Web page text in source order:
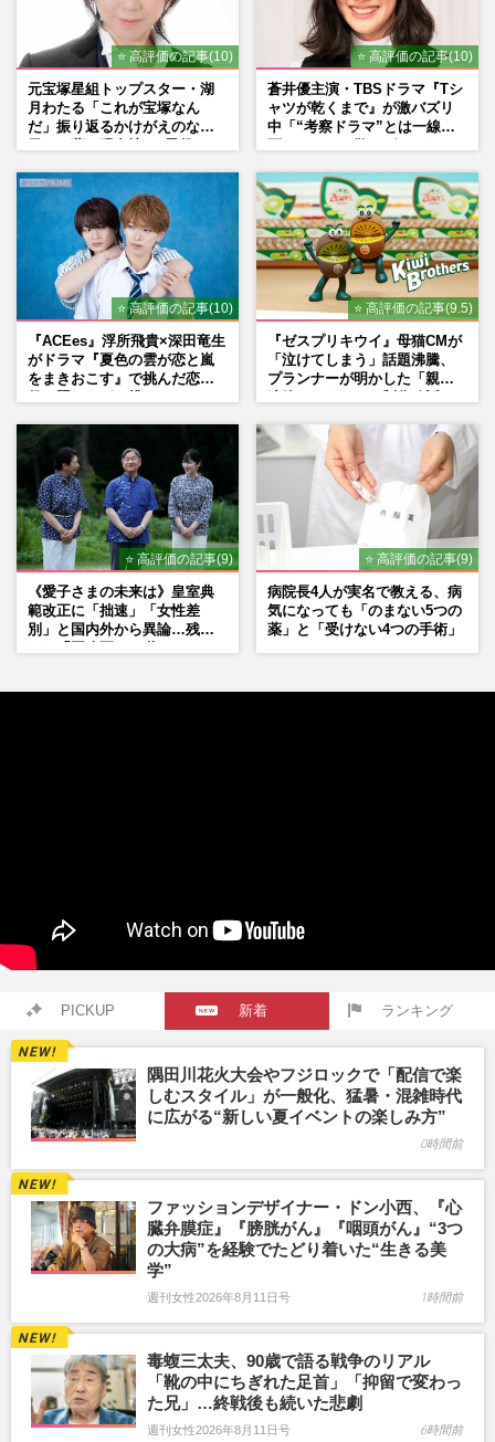
⭐ 高評価の記事(10)
元宝塚星組トップスター・湖
月わたる「これが宝塚なん
だ」振り返るかけがえのない
⭐ 高評価の記事(10)
蒼井優主演・TBSドラマ『Tシ
ャツが乾くまで』が激バズリ
中「“考察ドラマ”とは一線を
⭐ 高評価の記事(10)
『ACEes』浮所飛貴×深田竜生
がドラマ『夏色の雲が恋と嵐
をまきおこす』で挑んだ恋人
⭐ 高評価の記事(9.5)
『ゼスプリキウイ』母猫CMが
「泣けてしまう」話題沸騰、
プランナーが明かした「親に
⭐ 高評価の記事(9)
《愛子さまの未来は》皇室典
範改正に「拙速」「女性差
別」と国内外から異論…残さ
⭐ 高評価の記事(9)
病院長4人が実名で教える、病
気になっても「のまない5つの
薬」と「受けない4つの手術」
PICKUP 新着 ランキング
隅田川花火大会やフジロックで「配信で楽
しむスタイル」が一般化、猛暑・混雑時代
に広がる“新しい夏イベントの楽しみ方”
0時間前
ファッションデザイナー・ドン小西、『心
臓弁膜症』『膀胱がん』『咽頭がん』“3つ
の大病”を経験でたどり着いた“生きる美
学”
週刊女性2026年8月11日号 1時間前
毒蝮三太夫、90歳で語る戦争のリアル
「靴の中にちぎれた足首」「抑留で変わっ
た兄」…終戦後も続いた悲劇
週刊女性2026年8月11日号 6時間前